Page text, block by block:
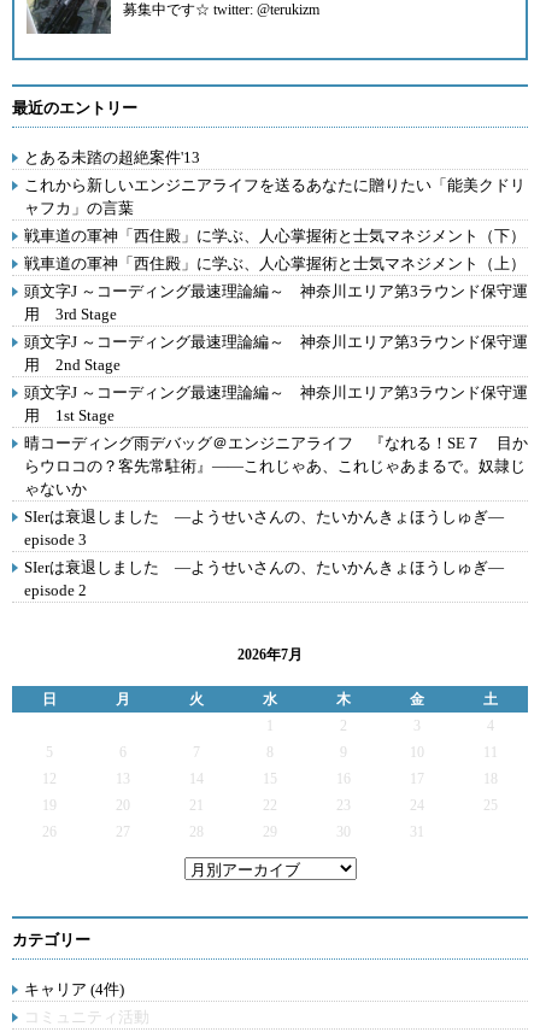
募集中です☆ twitter: @terukizm
最近のエントリー
とある未踏の超絶案件'13
これから新しいエンジニアライフを送るあなたに贈りたい「能美クドリ
ャフカ」の言葉
戦車道の軍神「西住殿」に学ぶ、人心掌握術と士気マネジメント（下）
戦車道の軍神「西住殿」に学ぶ、人心掌握術と士気マネジメント（上）
頭文字J ～コーディング最速理論編～ 神奈川エリア第3ラウンド保守運
用 3rd Stage
頭文字J ～コーディング最速理論編～ 神奈川エリア第3ラウンド保守運
用 2nd Stage
頭文字J ～コーディング最速理論編～ 神奈川エリア第3ラウンド保守運
用 1st Stage
晴コーディング雨デバッグ＠エンジニアライフ 『なれる！SE７ 目か
らウロコの？客先常駐術』――これじゃあ、これじゃあまるで。奴隷じ
ゃないか
SIerは衰退しました ―ようせいさんの、たいかんきょほうしゅぎ―
episode 3
SIerは衰退しました ―ようせいさんの、たいかんきょほうしゅぎ―
episode 2
2026年7月
日 月 火 水 木 金
土
2 3
4
5
6 7 9
12
13 14 15 16 17
19
20 21 22 23 24
25
26
27 28 29 30 31
カテゴリー
キャリア (4件)
コミュニティ活動